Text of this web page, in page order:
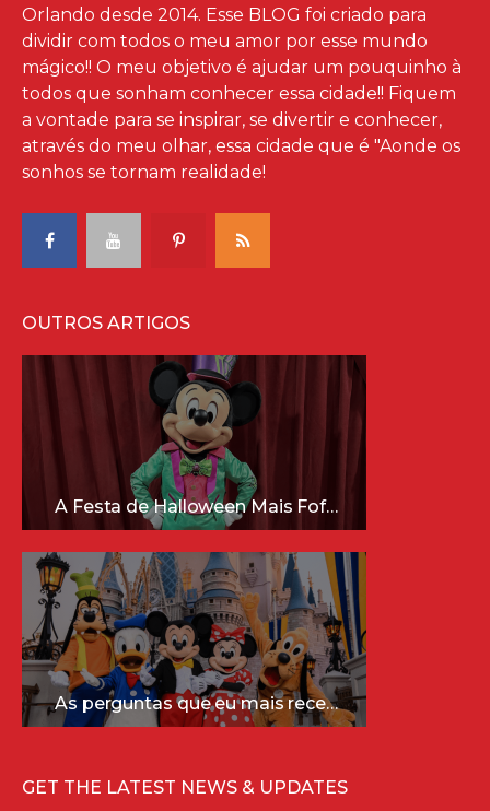
Orlando desde 2014. Esse BLOG foi criado para
dividir com todos o meu amor por esse mundo
mágico!! O meu objetivo é ajudar um pouquinho à
todos que sonham conhecer essa cidade!! Fiquem
a vontade para se inspirar, se divertir e conhecer,
através do meu olhar, essa cidade que é "Aonde os
sonhos se tornam realidade!
OUTROS ARTIGOS
A Festa de Halloween Mais Fofa da Disney Está Chegando!
As perguntas que eu mais recebo sobre a Disney (e as respostas mais sinceras!)
GET THE LATEST NEWS & UPDATES